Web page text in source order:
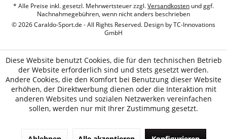
* Alle Preise inkl. gesetzl. Mehrwertsteuer zzgl.Versandkosten und ggf.
Nachnahmegebühren, wenn nicht anders beschrieben
© 2026 Caraldo-Sport.de - All Rights Reserved. Design byTC-Innovations
GmbH
Diese Website benutzt Cookies, die für den technischen Betrieb
der Website erforderlich sind und stets gesetzt werden.
Andere Cookies, die den Komfort bei Benutzung dieser Website
erhöhen, der Direktwerbung dienen oder die Interaktion mit
anderen Websites und sozialen Netzwerken vereinfachen
sollen, werden nur mit Ihrer Zustimmung gesetzt.